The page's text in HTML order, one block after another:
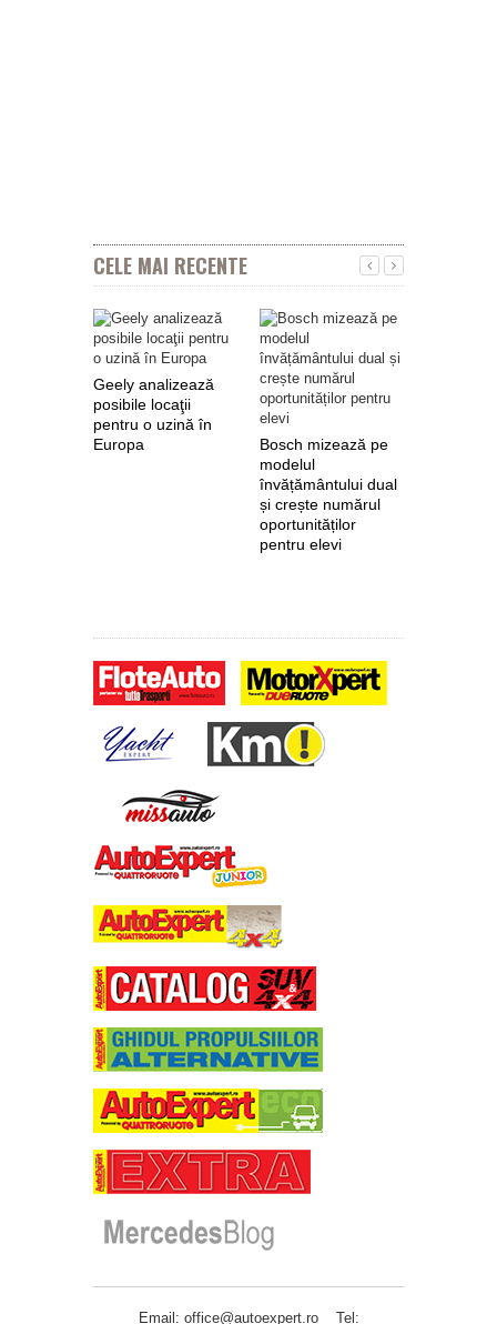
CELE MAI RECENTE
Geely analizează
posibile locaţii
pentru o uzină în
Europa
Bosch mizează pe
modelul
învățământului dual
și crește numărul
oportunităților
pentru elevi
Email: office@autoexpert.ro Tel: